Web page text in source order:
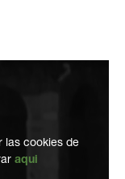
las cookies de
aqui